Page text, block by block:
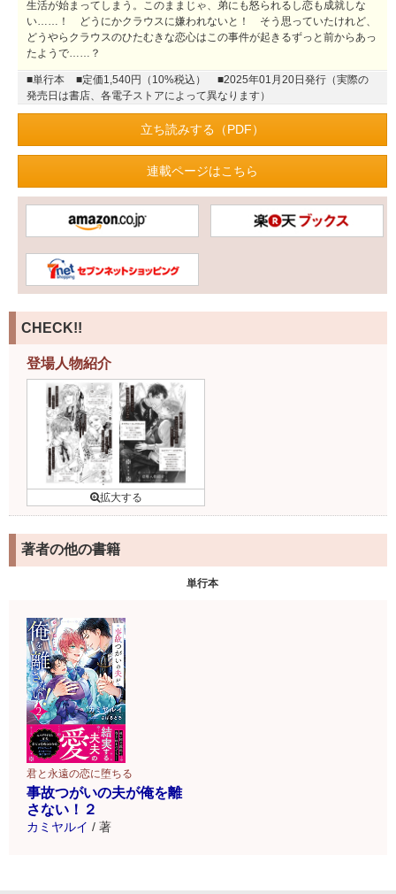
生活が始まってしまう。このままじゃ、弟にも怒られるし恋も成就しな
い……！ どうにかクラウスに嫌われないと！ そう思っていたけれど、
どうやらクラウスのひたむきな恋心はこの事件が起きるずっと前からあっ
たようで……？
■単行本 ■定価1,540円（10%税込）
■2025年01月20日発行（実際の
発売日は書店、各電子ストアによって異なります）
立ち読みする（PDF）
連載ページはこちら
CHECK!!
登場人物紹介
著者の他の書籍
単行本
君と永遠の恋に堕ちる
事故つがいの夫が俺を離
さない！２
カミヤルイ / 著